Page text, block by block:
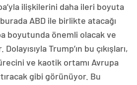
ilişkilerini daha ileri boyuta
burada ABD ile birlikte atacağı
boyutunda önemli olacak ve
Trump’ın bu çıkışları,
ve kaotik ortamı Avrupa
gibi görünüyor. Bu